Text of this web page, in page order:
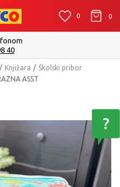
0 0
40
Knjižara
Školski pribor
ASST